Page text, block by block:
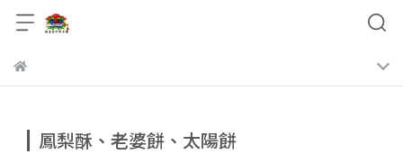
鳳梨酥、老婆餅、太陽餅